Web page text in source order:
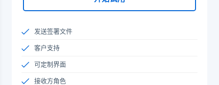
发送签署文件
客户支持
可定制界面
接收方角色